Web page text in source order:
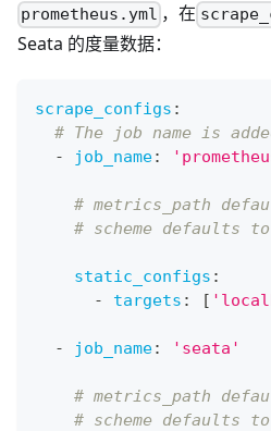
prometheus.yml ，在
Seata 的度量数据：
scrape_configs :
# The job name is
-
job_name:
# metrics_path
# scheme defaults
static_configs :
-
targets : [
- job_name: 'seata'
# metrics_path
# scheme defaults